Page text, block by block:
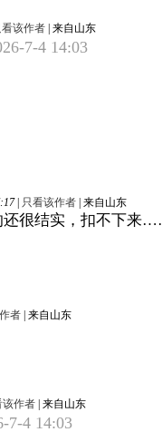
看该作者 来自山东
7-4 14:03
只看该作者 来自山东
还很结实，扣不下来
者 来自山东
该作者 来自山东
7-4 14:03